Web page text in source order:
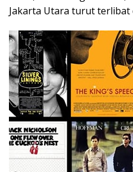
Jakarta Utara turut terlibat